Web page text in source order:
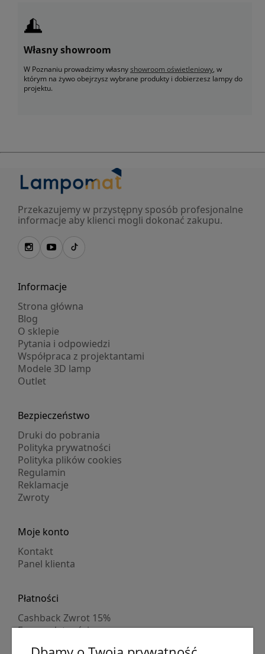
Własny showroom
W Poznaniu prowadzimy własnyshowroom oświetleniowy, w
którym na żywo obejrzysz wybrane produkty i dobierzesz lampy do
projektu.
Przekazujemy w przystępny sposób profesjonalne
informacje aby klienci mogli dokonać zakupu.
Informacje
Strona główna
Blog
O sklepie
Pytania i odpowiedzi
Współpraca z projektantami
Modele 3D lamp
Outlet
Bezpieczeństwo
Druki do pobrania
Polityka prywatności
Polityka plików cookies
Regulamin
Reklamacje
Zwroty
Moje konto
Kontakt
Panel klienta
Płatności
Cashback Zwrot 15%
Formy płatności